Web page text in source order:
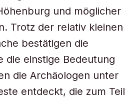
und möglicher
Trotz der relativ kleinen
bestätigen die
die einstige Bedeutung
die Archäologen unter
entdeckt, die zum Teil